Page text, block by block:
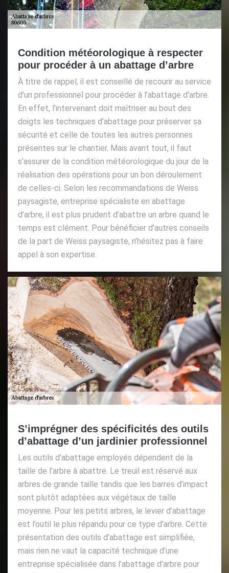
Condition météorologique à respecter
pour procéder à un abattage d’arbre
À titre de rappel, il est conseillé de recourir au service
d’un professionnel pour procéder à l’abattage d’arbre.
En effet, l’intervenant doit maîtriser au bout des
doigts les techniques d’abattage pour préserver sa
sécurité et celle de toutes les autres personnes
présentes sur le chantier. Mais avant tout, il faut
s’assurer de la condition météorologique du jour de la
réalisation des opérations pour un bon déroulement
de celles-ci. Selon les recommandations de Weiss
paysagiste, entreprise spécialiste en abattage
d’arbre, il est plus prudent d’abattre un arbre quand le
temps est clément. Pour bénéficier d’autres conseils
de la part de Weiss paysagiste, n’hésitez pas à faire
appel à son expertise.
S’imprégner des spécificités des outils
d’abattage d’un jardinier professionnel
Les outils d’abattage employés dépendent de la
taille de l’arbre à abattre. Le treuil est réservé aux
arbres de grande taille tandis que les barres d’impact
sont plutôt adaptées aux végétaux de taille
moyenne. Pour les petits arbres, le levier d’abattage
est l’outil le plus répandu pour ce type d’arbre. Cette
présentation des outils d’abattage est simplifiée,
mais rien ne vaut la capacité technique d’une
entreprise spécialisée dans l’abattage d’arbre pour